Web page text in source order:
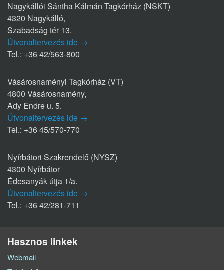
Nagykállói Sántha Kálmán Tagkórház (NSKT)
4320 Nagykálló,
Szabadság tér 13.
Útvonaltervezés ide →
Tel.: +36 42/563-800
Vásárosnaményi Tagkórház (VT)
4800 Vásárosnamény,
Ady Endre u. 5.
Útvonaltervezés ide →
Tel.: +36 45/570-770
Nyírbátori Szakrendelő (NYSZ)
4300 Nyírbátor
Édesanyák útja 1/a.
Útvonaltervezés ide →
Tel.: +36 42/281-711
Hasznos linkek
Webmail